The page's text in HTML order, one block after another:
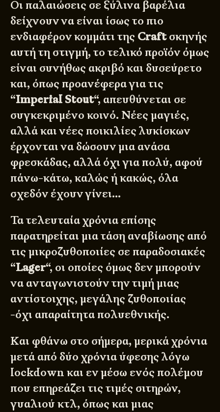
Οι παλαιώσεις σε ξύλινα βαρέλια
δείχνουν να είναι ίσως το πιο
ενδιαφέρον κομμάτι της Craftσκηνής
αυτή τη στιγμή, το τελικό προϊόν όμως
είναι συνήθως ακριβό και δυσεύρετο
και, όπως προανέφερα για τις
“Imperial Stout“, απευθύνεται σε
συγκεκριμένο κοινό. Νέες μαγιές,
αλλά και νέες ποικιλίες λυκίσκων
έρχονται να δώσουν μια ανάσα
φρεσκάδας, αλλά όχι για πολύ, αφού
πάνω-κάτω, καλώς ή κακώς, όλα
σχεδόν έχουν γίνει…
Τα τελευταία χρόνια επίσης
παρατηρείται μια τάση αναβίωσης από
τις μικροζυθοποιίες σε παραδοσιακές
“Lager“, οι οποίες όμως δεν μπορούν
να ανταγωνιστούν την τιμή μιας
αντίστοιχης, μεγάλης ζυθοποιίας
-όχι απαραίτητα πολυεθνικής.
Και φθάνω στο σήμερα, μερικά χρόνια
μετά από δύο χρόνια ύφεσης λόγω
lockdown και εν μέσω ενός πολέμου
που επηρεάζει τις τιμές σιτηρών,
γυαλιού κτλ, όπως και μιας